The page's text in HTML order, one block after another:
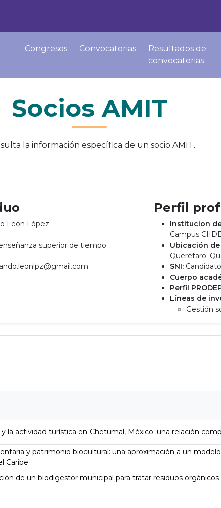
Congresos Convocatorias
Resultados de
convocatorias
Socios AMIT
la información específica de un socio AMIT.
León López
superior de tiempo
Perfil
Institucion
Campus
Ubicación
Querétaro;
SNI:Candidato
Cuerpo
Perfil
Líneas de
Gestión
la actividad turística en Chetumal, México: una relación
y patrimonio biocultural: una aproximación a un
Caribe
de un biodigestor municipal para tratar residuos orgánicos